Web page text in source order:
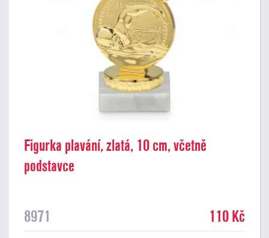
Figurka plavání, zlatá, 10 cm, včetně
podstavce
8971 110 Kč